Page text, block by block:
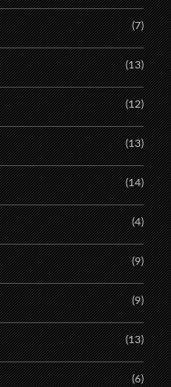
(7)
(13)
(12)
(13)
(14)
(4)
(9)
(9)
(13)
(6)